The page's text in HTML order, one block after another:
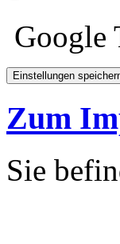
Google
Einstellungen
Zum
Sie